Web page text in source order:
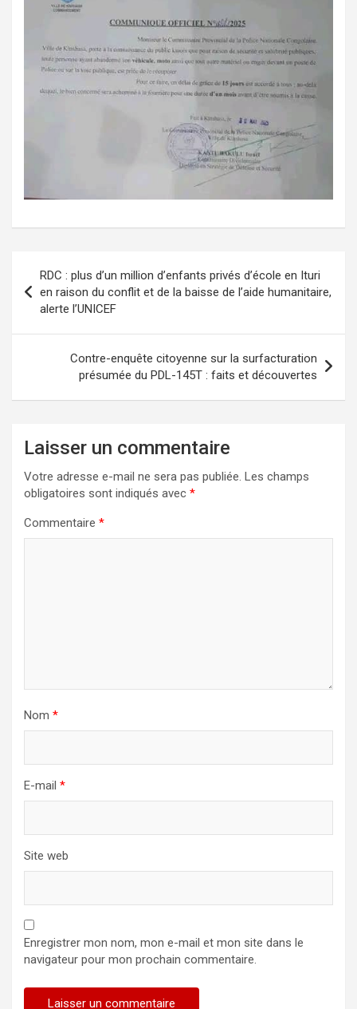
de
l’article
RDC : plus d’un million d’enfants privés d’école en Ituri
en raison du conflit et de la baisse de l’aide humanitaire,
alerte l’UNICEF
Contre-enquête citoyenne sur la surfacturation
présumée du PDL-145T : faits et découvertes
Laisser un commentaire
Votre adresse e-mail ne sera pas publiée. Les champs
obligatoires sont indiqués avec *
Commentaire *
Nom *
E-mail *
Site web
Enregistrer mon nom, mon e-mail et mon site dans le
navigateur pour mon prochain commentaire.